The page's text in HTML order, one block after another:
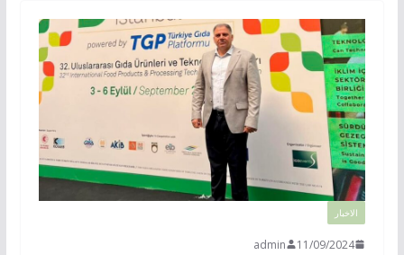
الاخبار
11/09/2024
admin